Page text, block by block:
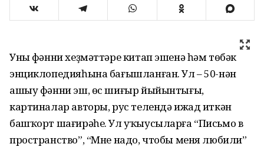
Уның фәнни хеҙмәттәре китап эшенә һәм төбәк
энциклопедияһына бағышланған. Ул – 50-нән
ашыу фәнни эш, өс шиғыр йыйынтығы,
картиналар авторы, рус телендә ижад иткән
башҡорт шағирәһе. Ул уҡыусыларға “Письмо в
пространство”, “Мне надо, чтобы меня любили”